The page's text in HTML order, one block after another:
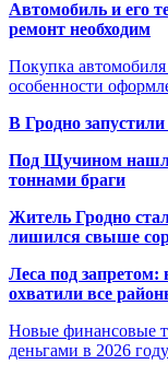
Автомобиль и его
ремонт необходим
Покупка
особенности
В Гродно запустили
Под Щучином
тоннами браги
Житель Гродно
лишился свыше
Леса под запретом:
охватили все
Новые финансовые
деньгами в 2026 году